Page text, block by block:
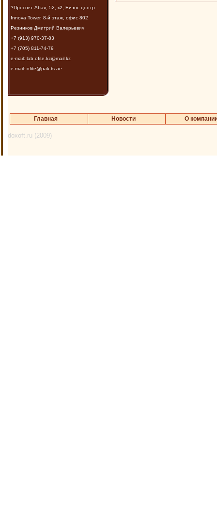
?Проспет Абая, 52, к2, Бизнс центр
Innova Tower, 8-й этаж, офис 802
Резников Дмитрий Валерьевич
+7 (913) 970-37-83
+7 (705) 811-74-79
e-mail: lab.ofite.kz@mail.kz
e-mail: ofite@pak-ts.ae
Главная Новости О
doxoft.ru (2009)